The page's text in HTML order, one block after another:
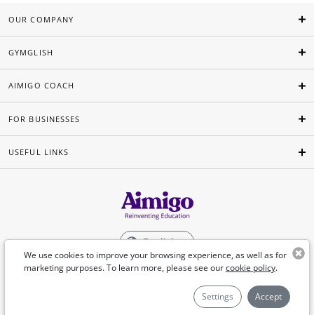
We use cookies to improve your browsing experience, as well as for
marketing purposes. To learn more, please see ourcookie policy.
Settings Accept
OUR COMPANY
GYMGLISH
AIMIGO COACH
FOR BUSINESSES
USEFUL LINKS
English
©Aimigo 2026